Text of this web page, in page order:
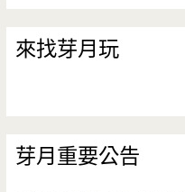
來找芽月玩
芽月重要公告